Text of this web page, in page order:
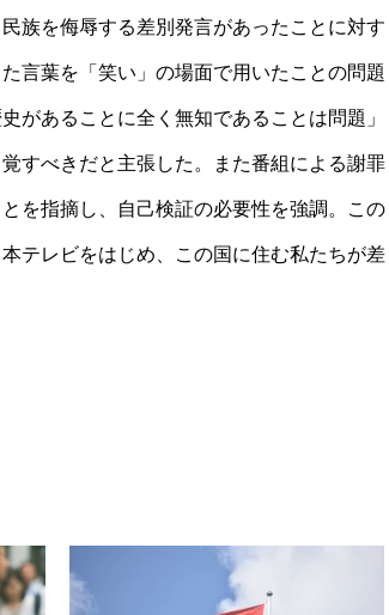
族を侮辱する差別発言があったことに対す
言葉を「笑い」の場面で用いたことの問題
があることに全く無知であることは問題」
すべきだと主張した。また番組による謝罪
を指摘し、自己検証の必要性を強調。この
テレビをはじめ、この国に住む私たちが差